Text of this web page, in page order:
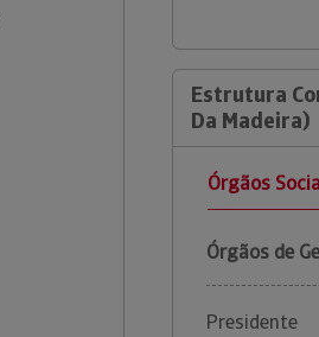
Estrutura
Da Madeira)
Órgãos
Órgãos de
Presidente